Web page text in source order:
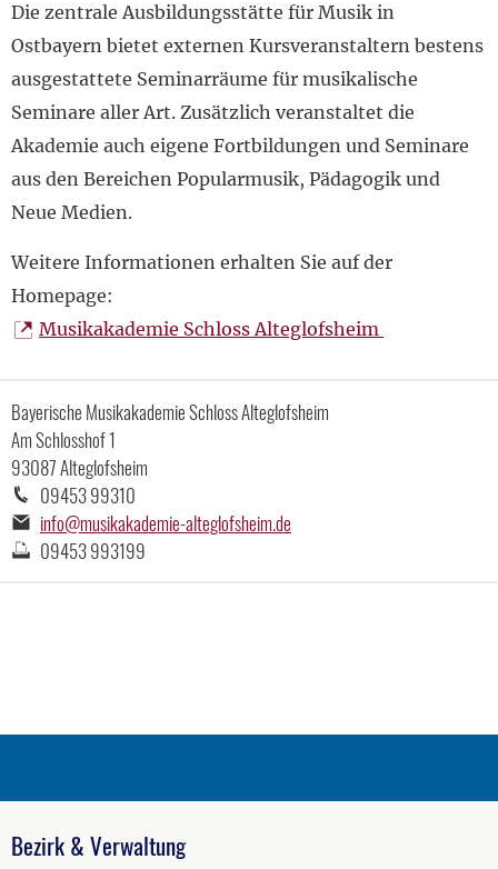
Die zentrale Ausbildungsstätte für Musik in
Ostbayern bietet externen Kursveranstaltern bestens
ausgestattete Seminarräume für musikalische
Seminare aller Art. Zusätzlich veranstaltet die
Akademie auch eigene Fortbildungen und Seminare
aus den Bereichen Popularmusik, Pädagogik und
Neue Medien.
Weitere Informationen erhalten Sie auf der
Homepage:
Musikakademie Schloss Alteglofsheim
Bayerische Musikakademie Schloss Alteglofsheim
Am Schlosshof 1
93087 Alteglofsheim
Telefonnummer:
09453 99310
E-
Mail-
info@musikakademie-alteglofsheim.de
Faxnummer:
09453 993199
Bezirk & Verwaltung